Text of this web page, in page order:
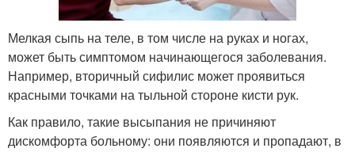
Мелкая сыпь на теле, в том числе на руках и ногах,
может быть симптомом начинающегося заболевания.
Например, вторичный сифилис может проявиться
красными точками на тыльной стороне кисти рук.
Как правило, такие высыпания не причиняют
дискомфорта больному: они появляются и пропадают, в